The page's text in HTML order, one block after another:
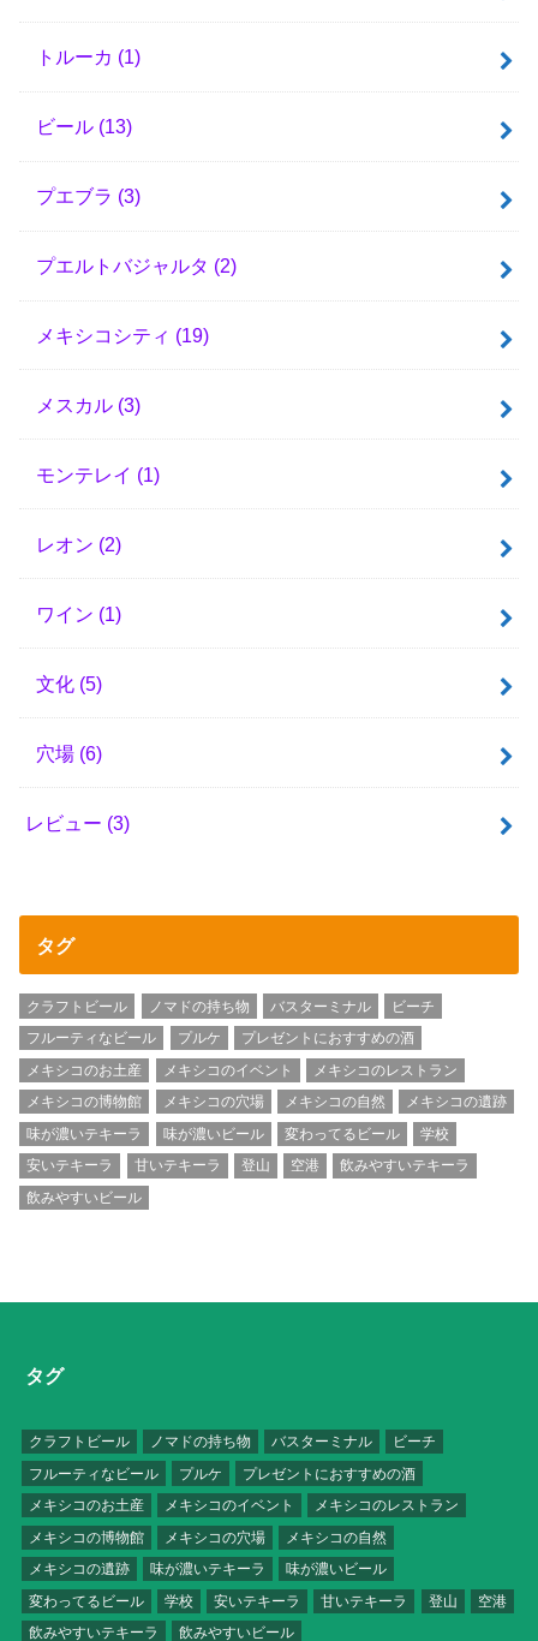
トルーカ (1)
ビール (13)
プエブラ (3)
プエルトバジャルタ (2)
メキシコシティ (19)
メスカル (3)
モンテレイ (1)
レオン (2)
ワイン (1)
文化 (5)
穴場 (6)
レビュー (3)
タグ
クラフトビール ノマドの持ち物 バスターミナル
ビーチ
フルーティなビール
プルケ
プレゼントにおすすめの酒
メキシコのお土産
メキシコのイベント
メキシコのレストラン
メキシコの博物館
メキシコの穴場 メキシコの自然
メキシコの遺跡
味が濃いテキーラ
味が濃いビール 変わってるビール
学校
安いテキーラ
甘いテキーラ 登山 空港
飲みやすいテキーラ
飲みやすいビール
タグ
クラフトビール ノマドの持ち物 バスターミナル
ビーチ
フルーティなビール
プルケ
プレゼントにおすすめの酒
メキシコのお土産
メキシコのイベント
メキシコのレストラン
メキシコの博物館
メキシコの穴場
メキシコの自然
メキシコの遺跡
味が濃いテキーラ
味が濃いビール
変わってるビール
学校 安いテキーラ 甘いテキーラ 登山
空港
飲みやすいテキーラ
飲みやすいビール